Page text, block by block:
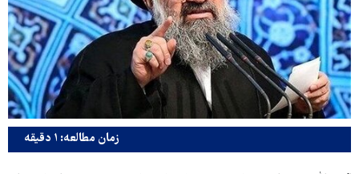
زمان مطالعه: ۱ دقیقه